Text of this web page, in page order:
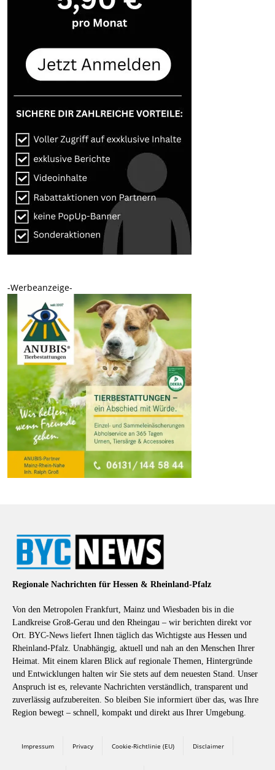
-Werbeanzeige-
Regionale Nachrichten für Hessen & Rheinland-Pfalz
Von den Metropolen Frankfurt, Mainz und Wiesbaden bis in die
Landkreise Groß-Gerau und den Rheingau – wir berichten direkt vor
Ort. BYC-News liefert Ihnen täglich das Wichtigste aus Hessen und
Rheinland-Pfalz. Unabhängig, aktuell und nah an den Menschen Ihrer
Heimat. Mit einem klaren Blick auf regionale Themen, Hintergründe
und Entwicklungen halten wir Sie stets auf dem neuesten Stand. Unser
Anspruch ist es, relevante Nachrichten verständlich, transparent und
zuverlässig aufzubereiten. So bleiben Sie informiert über das, was Ihre
Region bewegt – schnell, kompakt und direkt aus Ihrer Umgebung.
Impressum Privacy Cookie-Richtlinie (EU) Disclaimer